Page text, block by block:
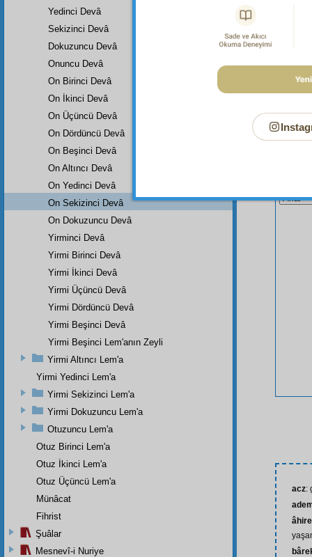
acz:
Yedinci Devâ
Sekizinci Devâ
Dokuzuncu Devâ
Onuncu Devâ
On Birinci Devâ
On İkinci Devâ
On Üçüncü Devâ
On Dördüncü Devâ
On Beşinci Devâ
On Altıncı Devâ
On Yedinci Devâ
On Sekizinci Devâ
On Dokuzuncu Devâ
Yirminci Devâ
Yirmi Birinci Devâ
Yirmi İkinci Devâ
Yirmi Üçüncü Devâ
Yirmi Dördüncü Devâ
Yirmi Beşinci Devâ
Yirmi Beşinci Lem'anın Zeyli
Yirmi Altıncı Lem'a
Yirmi Yedinci Lem'a
Yirmi Sekizinci Lem'a
Yirmi Dokuzuncu Lem'a
Otuzuncu Lem'a
Otuz Birinci Lem'a
Otuz İkinci Lem'a
Otuz Üçüncü Lem'a
Münâcat
Fihrist
Şuâlar
Mesnevî-i Nuriye